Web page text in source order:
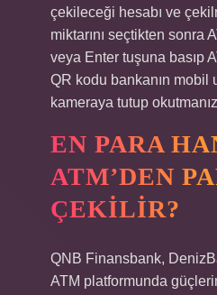
çekileceği hesabı ve
miktarını seçtikten sonra
veya Enter tuşuna basıp
QR kodu bankanın mobil
kameraya tutup
EN PARA
ATM’DEN
ÇEKILIR?
QNB Finansbank,
ATM platformunda